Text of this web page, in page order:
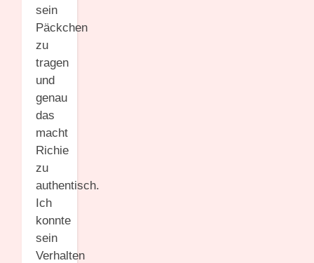
sein
Päckchen
zu
tragen
und
genau
das
macht
Richie
zu
authentisch.
Ich
konnte
sein
Verhalten